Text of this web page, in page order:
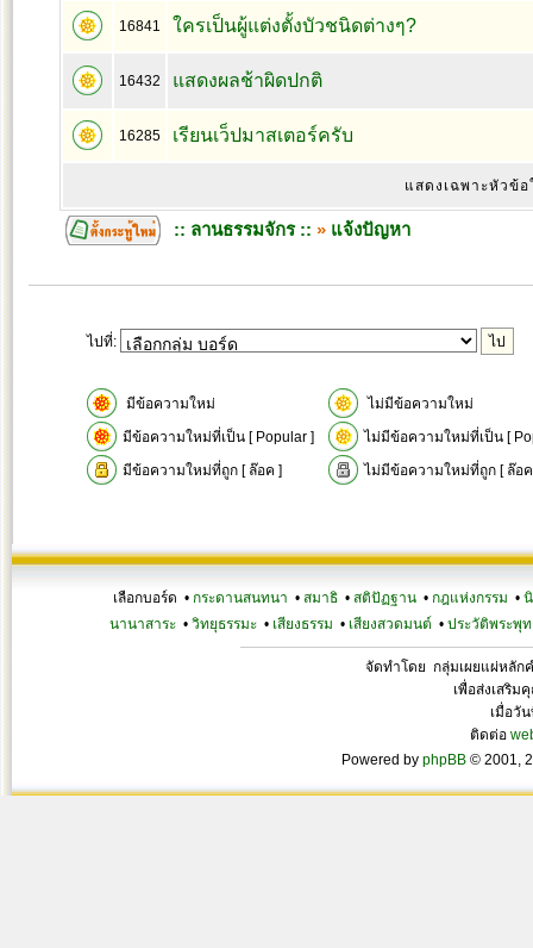
16841 ใครเป็นผู้แต่งตั้งบัวชนิดต่างๆ?
16432 แสดงผลช้าผิดปกติ
16285 เรียนเว็ปมาสเตอร์ครับ
แสดงเฉพาะหัวข้อ
:: ลานธรรมจักร :: » แจ้งปัญหา
ไปที่:
มีข้อความใหม่
ไม่มีข้อความใหม่
มีข้อความใหม่ที่เป็น [ Popular ]
ไม่มีข้อความใหม่ที่เป็น [
มีข้อความใหม่ที่ถูก [ ล๊อค ]
ไม่มีข้อความใหม่ที่ถูก [ ล๊อ
เลือกบอร์ด • กระดานสนทนา • สมาธิ • สติปัฏฐาน • กฎแห่งกรรม •
นานาสาระ• วิทยุธรรมะ• เสียงธรรม • เสียงสวดมนต์ • ประวัติพระพุท
จัดทำโดย กลุ่มเผยแผ่หลัก
เพื่อส่งเสริม
เมื่อวั
ติดต่อ
Powered by phpBB © 2001,